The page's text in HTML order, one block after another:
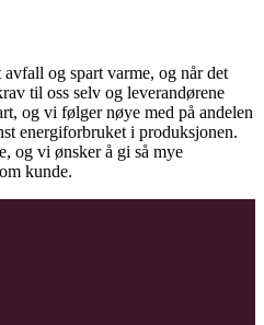
og spart varme, og når det
til oss selv og leverandørene
og vi følger nøye med på andelen
energiforbruket i produksjonen.
og vi ønsker å gi så mye
kunde.